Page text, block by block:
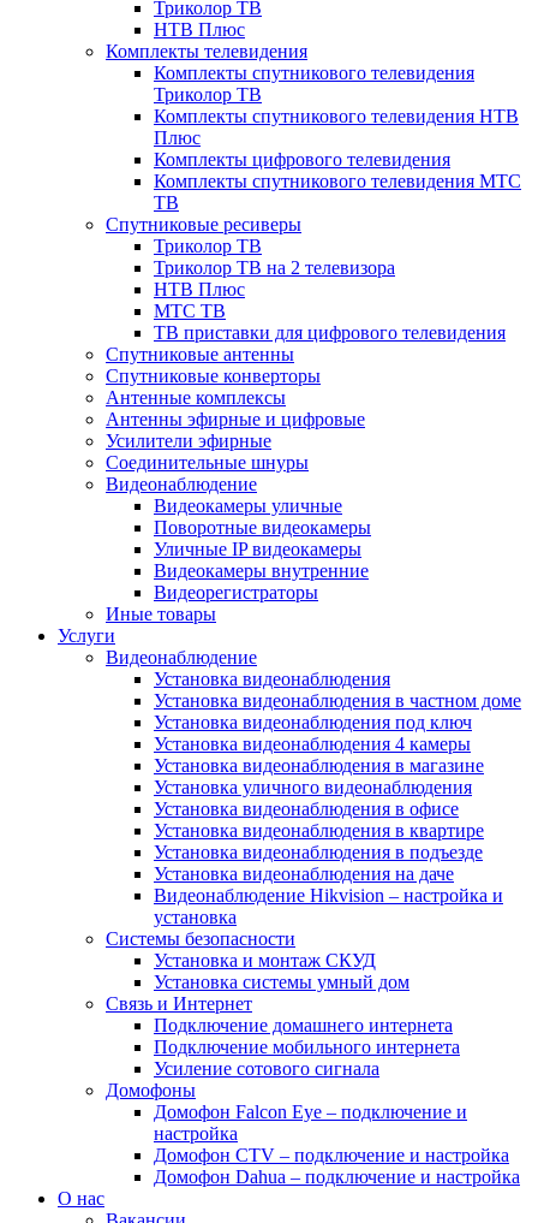
Триколор ТВ
НТВ Плюс
Комплекты телевидения
Комплекты спутникового телевидения
Триколор ТВ
Комплекты спутникового телевидения НТВ
Плюс
Комплекты цифрового телевидения
Комплекты спутникового телевидения МТС
ТВ
Спутниковые ресиверы
Триколор ТВ
Триколор ТВ на 2 телевизора
НТВ Плюс
МТС ТВ
ТВ приставки для цифрового телевидения
Спутниковые антенны
Спутниковые конверторы
Антенные комплексы
Антенны эфирные и цифровые
Усилители эфирные
Соединительные шнуры
Видеонаблюдение
Видеокамеры уличные
Поворотные видеокамеры
Уличные IP видеокамеры
Видеокамеры внутренние
Видеорегистраторы
Иные товары
Услуги
Видеонаблюдение
Установка видеонаблюдения
Установка видеонаблюдения в частном доме
Установка видеонаблюдения под ключ
Установка видеонаблюдения 4 камеры
Установка видеонаблюдения в магазине
Установка уличного видеонаблюдения
Установка видеонаблюдения в офисе
Установка видеонаблюдения в квартире
Установка видеонаблюдения в подъезде
Установка видеонаблюдения на даче
Видеонаблюдение Hikvision – настройка и
установка
Системы безопасности
Установка и монтаж СКУД
Установка системы умный дом
Связь и Интернет
Подключение домашнего интернета
Подключение мобильного интернета
Усиление сотового сигнала
Домофоны
Домофон Falcon Eye – подключение и
настройка
Домофон CTV – подключение и настройка
Домофон Dahua – подключение и настройка
О нас